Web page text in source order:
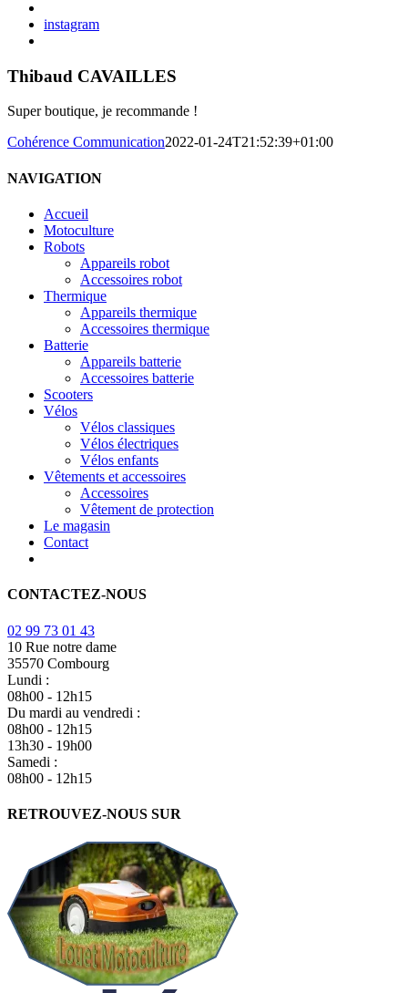
instagram
Thibaud CAVAILLES
Super boutique, je recommande !
Cohérence Communication2022-01-24T21:52:39+01:00
NAVIGATION
Accueil
Motoculture
Robots
Appareils robot
Accessoires robot
Thermique
Appareils thermique
Accessoires thermique
Batterie
Appareils batterie
Accessoires batterie
Scooters
Vélos
Vélos classiques
Vélos électriques
Vélos enfants
Vêtements et accessoires
Accessoires
Vêtement de protection
Le magasin
Contact
CONTACTEZ-NOUS
02 99 73 01 43
10 Rue notre dame
35570 Combourg
Lundi :
08h00 - 12h15
Du mardi au vendredi :
08h00 - 12h15
13h30 - 19h00
Samedi :
08h00 - 12h15
RETROUVEZ-NOUS SUR